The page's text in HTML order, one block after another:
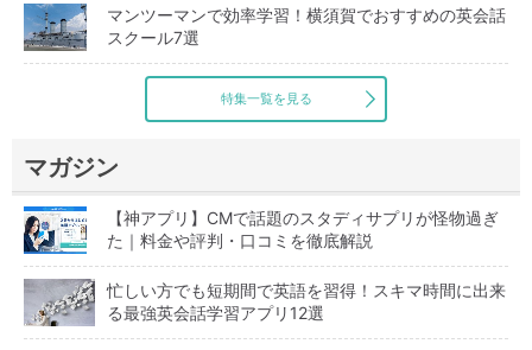
マンツーマンで効率学習！横須賀でおすすめの英会話
スクール7選
特集一覧を見る
マガジン
【神アプリ】CMで話題のスタディサプリが怪物過ぎ
た｜料金や評判・口コミを徹底解説
忙しい方でも短期間で英語を習得！スキマ時間に出来
る最強英会話学習アプリ12選